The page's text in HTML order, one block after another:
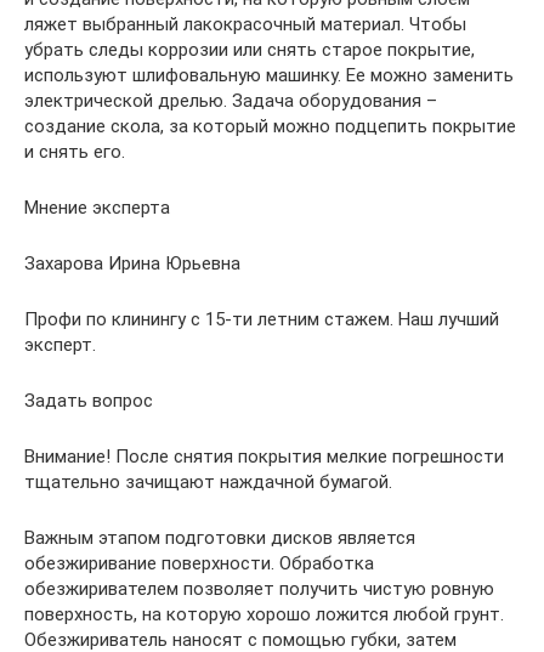
ляжет выбранный лакокрасочный материал. Чтобы
убрать следы коррозии или снять старое покрытие,
используют шлифовальную машинку. Ее можно заменить
электрической дрелью. Задача оборудования –
создание скола, за который можно подцепить покрытие
и снять его.
Мнение эксперта
Захарова Ирина Юрьевна
Профи по клинингу с 15-ти летним стажем. Наш лучший
эксперт.
Задать вопрос
Внимание! После снятия покрытия мелкие погрешности
тщательно зачищают наждачной бумагой.
Важным этапом подготовки дисков является
обезжиривание поверхности. Обработка
обезжиривателем позволяет получить чистую ровную
поверхность, на которую хорошо ложится любой грунт.
Обезжириватель наносят с помощью губки, затем